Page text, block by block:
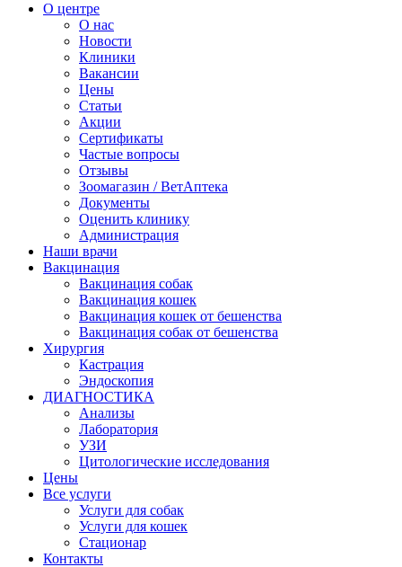
О центре
О нас
Новости
Клиники
Вакансии
Цены
Статьи
Акции
Сертификаты
Частые вопросы
Отзывы
Зоомагазин / ВетАптека
Документы
Оценить клинику
Администрация
Наши врачи
Вакцинация
Вакцинация собак
Вакцинация кошек
Вакцинация кошек от бешенства
Вакцинация собак от бешенства
Хирургия
Кастрация
Эндоскопия
ДИАГНОСТИКА
Анализы
Лаборатория
УЗИ
Цитологические исследования
Цены
Все услуги
Услуги для собак
Услуги для кошек
Стационар
Контакты